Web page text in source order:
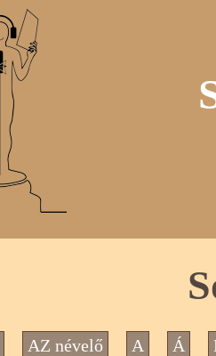
AZ névelő A Á